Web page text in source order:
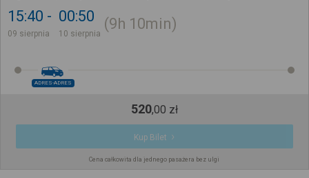
15:40
09 sierpnia
00:50
10 sierpnia
9h 10min
ADRES-ADRES
520,00 zł
Kup Bilet
Cena całkowita dla jednego pasażera bez ulgi